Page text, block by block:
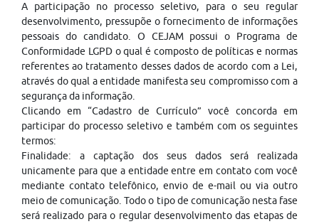
A participação no processo seletivo, para o seu regular
desenvolvimento, pressupõe o fornecimento de informações
pessoais do candidato. O CEJAM possui o Programa de
Conformidade LGPD o qual é composto de políticas e normas
referentes ao tratamento desses dados de acordo com a Lei,
através do qual a entidade manifesta seu compromisso com a
segurança da informação.
Clicando em “Cadastro de Currículo” você concorda em
participar do processo seletivo e também com os seguintes
termos:
Finalidade: a captação dos seus dados será realizada
unicamente para que a entidade entre em contato com você
mediante contato telefônico, envio de e-mail ou via outro
meio de comunicação. Todo o tipo de comunicação nesta fase
será realizado para o regular desenvolvimento das etapas de